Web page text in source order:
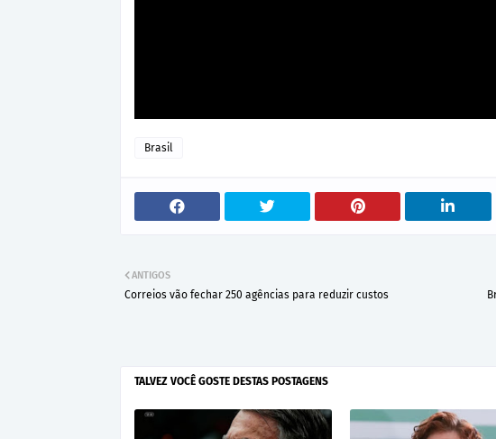
Brasil
ANTIGOS
Correios vão fechar 250 agências para reduzir custos
TALVEZ VOCÊ GOSTE DESTAS POSTAGENS